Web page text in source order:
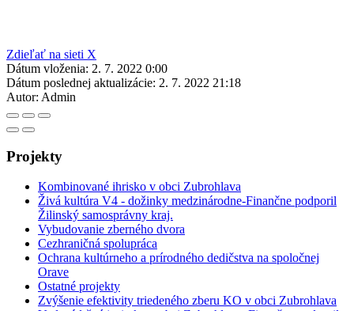
Zdieľať na sieti X
Dátum vloženia: 2. 7. 2022 0:00
Dátum poslednej aktualizácie: 2. 7. 2022 21:18
Autor: Admin
Projekty
Kombinované ihrisko v obci Zubrohlava
Živá kultúra V4 - dožinky medzinárodne-Finančne podporil
Žilinský samosprávny kraj.
Vybudovanie zberného dvora
Cezhraničná spolupráca
Ochrana kultúrneho a prírodného dedičstva na spoločnej
Orave
Ostatné projekty
Zvýšenie efektivity triedeného zberu KO v obci Zubrohlava